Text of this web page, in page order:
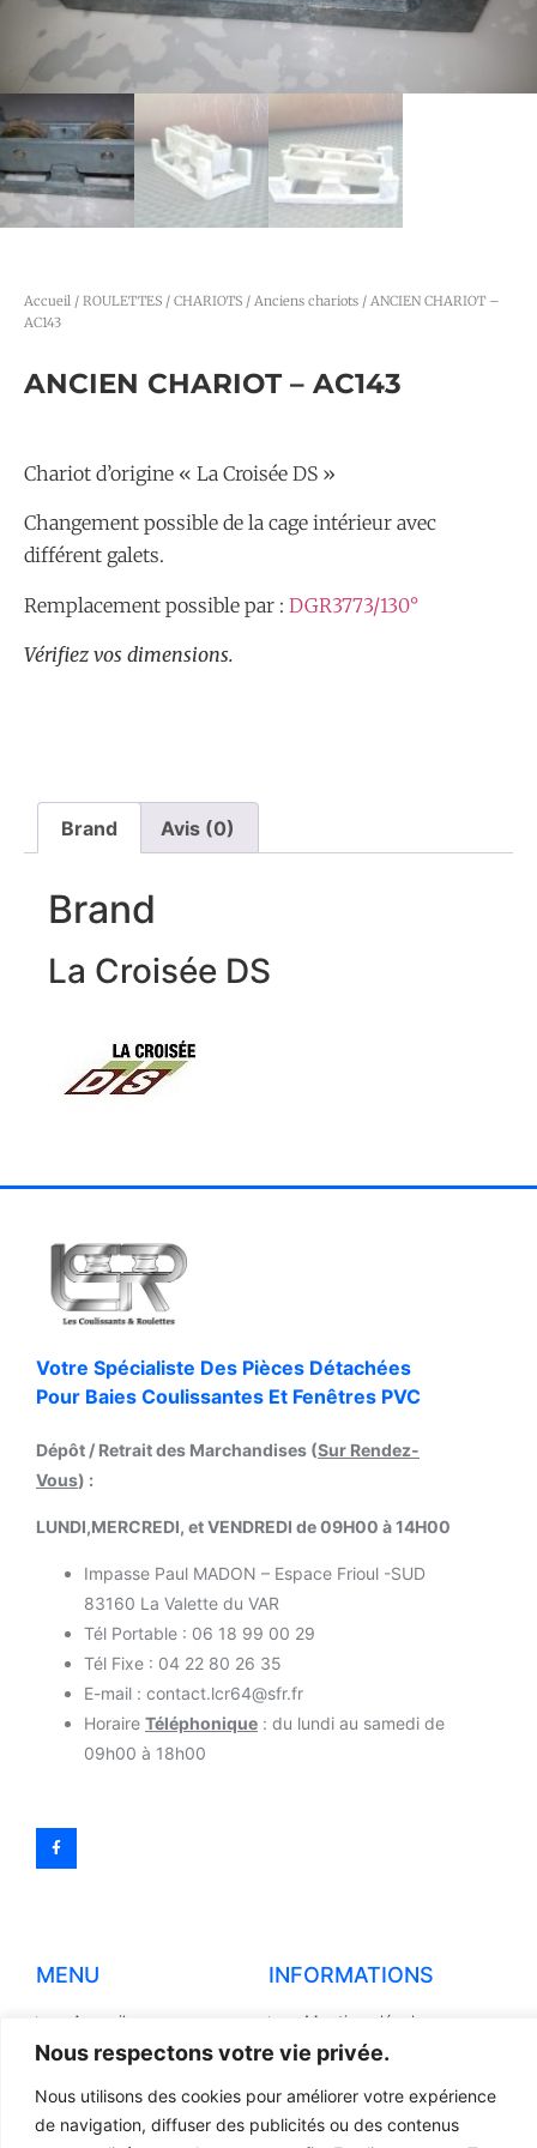
Nous respectons votre vie privée.
Nous utilisons des cookies pour améliorer votre expérience
de navigation, diffuser des publicités ou des contenus
Accueil / ROULETTES / CHARIOTS / Anciens chariots / ANCIEN CHARIOT –
AC143
ANCIEN CHARIOT – AC143
Chariot d’origine « La Croisée DS »
Changement possible de la cage intérieur avec
différent galets.
Remplacement possible par : DGR3773/130°
Vérifiez vos dimensions.
Brand Avis (0)
Brand
La Croisée DS
Votre Spécialiste Des Pièces Détachées
Pour Baies Coulissantes Et Fenêtres PVC
Dépôt / Retrait des Marchandises (Sur Rendez-
Vous) :
LUNDI,MERCREDI, et VENDREDI de 09H00 à 14H00
Impasse Paul MADON – Espace Frioul -SUD
83160 La Valette du VAR
Tél Portable : 06 18 99 00 29
Tél Fixe : 04 22 80 26 35
E-mail : contact.lcr64@sfr.fr
Horaire Téléphonique : du lundi au samedi de
09h00 à 18h00
MENU
Accueil
Produits
Pièces détachées
Devis
INFORMATIONS
Mentions légales
Politiques de
Conditions générales de